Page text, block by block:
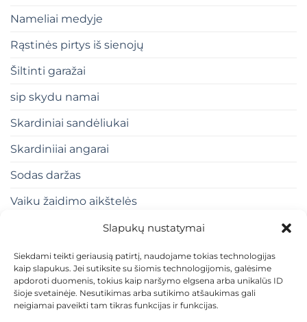
Slapukų nustatymai
Siekdami teikti geriausią patirtį, naudojame tokias technologijas
kaip slapukus. Jei sutiksite su šiomis technologijomis, galėsime
apdoroti duomenis, tokius kaip naršymo elgsena arba unikalūs ID
šioje svetainėje. Nesutikimas arba sutikimo atšaukimas gali
neigiamai paveikti tam tikras funkcijas ir funkcijas.
Nameliai medyje
Rąstinės pirtys iš sienojų
Šiltinti garažai
sip skydu namai
Skardiniai sandėliukai
Skardiniiai angarai
Sodas daržas
Vaiku žaidimo aikštelės